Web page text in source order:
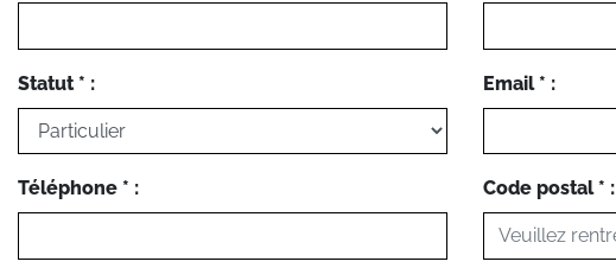
Statut * : Email * :
Téléphone * : Code postal * :